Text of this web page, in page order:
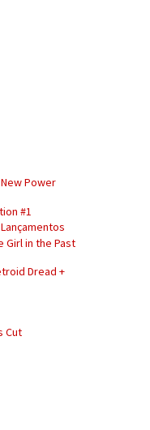
Power
#1
Girl in the Past
Dread +
Cut